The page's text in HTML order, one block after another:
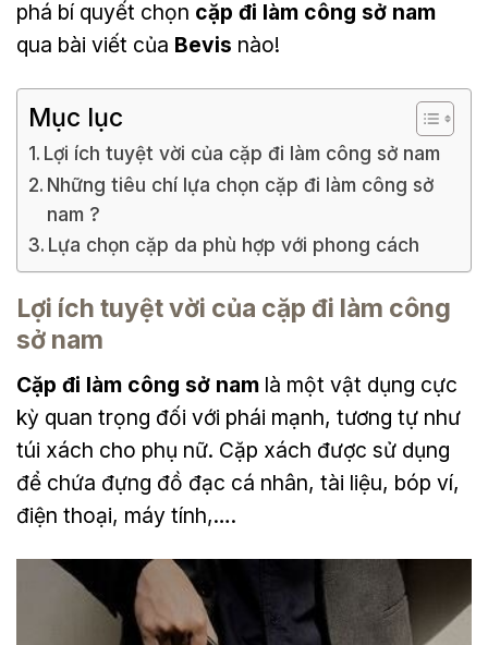
phá bí quyết chọn cặp đi làm công sở nam
qua bài viết của Bevis nào!
Mục lục
Lợi ích tuyệt vời của cặp đi làm công sở nam
Những tiêu chí lựa chọn cặp đi làm công sở
nam ?
Lựa chọn cặp da phù hợp với phong cách
Lợi ích tuyệt vời của cặp đi làm công
sở nam
Cặp đi làm công sở nam là một vật dụng cực
kỳ quan trọng đối với phái mạnh, tương tự như
túi xách cho phụ nữ. Cặp xách được sử dụng
để chứa đựng đồ đạc cá nhân, tài liệu, bóp ví,
điện thoại, máy tính,….